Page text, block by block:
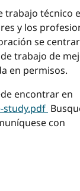
trabajo técnico
y los
se
trabajo de
en permisos.
encontrar en
study.pdf
con